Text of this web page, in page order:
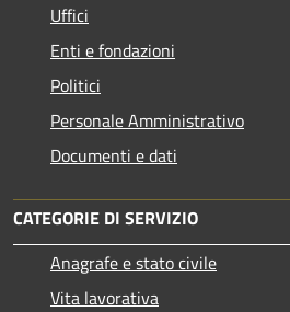
Uffici
Enti e fondazioni
Politici
Personale Amministrativo
Documenti e dati
CATEGORIE DI SERVIZIO
Anagrafe e stato civile
Vita lavorativa